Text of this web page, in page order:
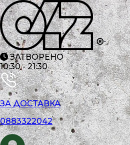
ЗАТВОРЕНО
10:30 - 21:30
ЗА ДОСТАВКА
0883322042